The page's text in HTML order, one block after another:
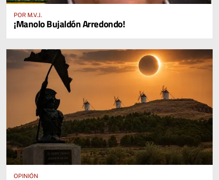
POR M.V.J.
¡Manolo Bujaldón Arredondo!
OPINIÓN